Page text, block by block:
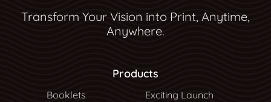
Transform Your Vision into Print, Anytime,
Anywhere.
Products
Booklets
Exciting Launch